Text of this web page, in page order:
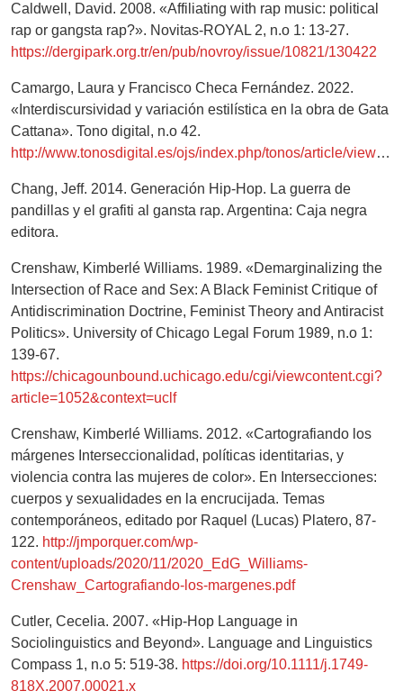
Caldwell, David. 2008. «Affiliating with rap music: political
rap or gangsta rap?». Novitas-ROYAL 2, n.o 1: 13-27.
https://dergipark.org.tr/en/pub/novroy/issue/10821/130422
Camargo, Laura y Francisco Checa Fernández. 2022.
«Interdiscursividad y variación estilística en la obra de Gata
Cattana». Tono digital, n.o 42.
http://www.tonosdigital.es/ojs/index.php/tonos/article/view/2931
Chang, Jeff. 2014. Generación Hip-Hop. La guerra de
pandillas y el grafiti al gansta rap. Argentina: Caja negra
editora.
Crenshaw, Kimberlé Williams. 1989. «Demarginalizing the
Intersection of Race and Sex: A Black Feminist Critique of
Antidiscrimination Doctrine, Feminist Theory and Antiracist
Politics». University of Chicago Legal Forum 1989, n.o 1:
139-67.
https://chicagounbound.uchicago.edu/cgi/viewcontent.cgi?
article=1052&context=uclf
Crenshaw, Kimberlé Williams. 2012. «Cartografiando los
márgenes Interseccionalidad, políticas identitarias, y
violencia contra las mujeres de color». En Intersecciones:
cuerpos y sexualidades en la encrucijada. Temas
contemporáneos, editado por Raquel (Lucas) Platero, 87-
122. http://jmporquer.com/wp-
content/uploads/2020/11/2020_EdG_Williams-
Crenshaw_Cartografiando-los-margenes.pdf
Cutler, Cecelia. 2007. «Hip-Hop Language in
Sociolinguistics and Beyond». Language and Linguistics
Compass 1, n.o 5: 519-38. https://doi.org/10.1111/j.1749-
818X.2007.00021.x